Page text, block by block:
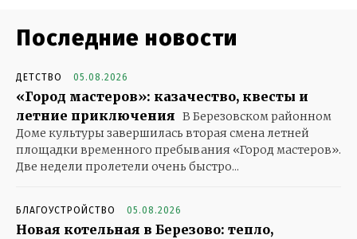
Последние новости
ДЕТСТВО 05.08.2026
«Город мастеров»: казачество, квесты и
летние приключения В Березовском районном
Доме культуры завершилась вторая смена летней
площадки временного пребывания «Город мастеров».
Две недели пролетели очень быстро...
БЛАГОУСТРОЙСТВО 05.08.2026
Новая котельная в Березово: тепло,